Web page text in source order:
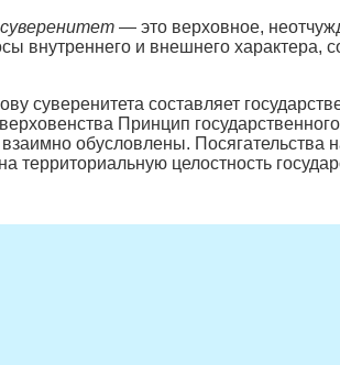
— это верховное,
внутреннего и внешнего
суверенитета составляет
Принцип
взаимно обусловлены. Посягательства
территориальную целостность